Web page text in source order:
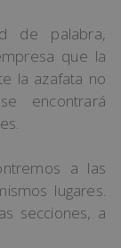
de palabra,
que la
la azafata no
encontrará
a las
lugares.
secciones, a